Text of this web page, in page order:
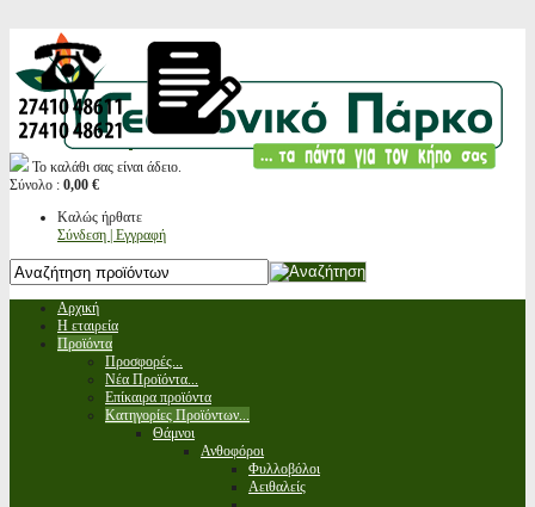
Το καλάθι σας είναι άδειο.
Σύνολο : 0,00 €
Καλώς ήρθατε
Σύνδεση | Εγγραφή
Αρχική
Η εταιρεία
Προϊόντα
Προσφορές...
Νέα Προϊόντα...
Επίκαιρα προϊόντα
Κατηγορίες Προϊόντων...
Θάμνοι
Ανθοφόροι
Φυλλοβόλοι
Αειθαλείς